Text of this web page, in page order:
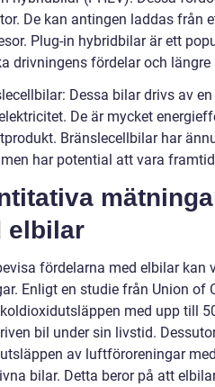
De kan antingen laddas från
Plug-in hybridbilar är ett
drivningens fördelar och längre
Dessa bilar drivs av
De är mycket
Bränslecellbilar har
har potential att vara
elbilar
fördelarna med elbilar kan
Enligt en studie från Union of
med upp till
bil under sin livstid.
av luftföroreningar
bilar. Detta beror på att